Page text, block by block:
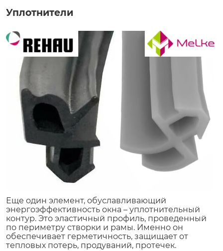
Уплотнители
Еще один элемент, обуславливающий
энергоэффективность окна – уплотнительный
контур. Это эластичный профиль, проведенный
по периметру створки и рамы. Именно он
обеспечивает герметичность, защищает от
тепловых потерь, продуваний, протечек.